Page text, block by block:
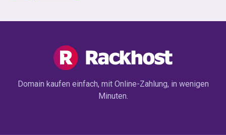
Domain kaufen einfach, mit Online-Zahlung, in wenigen
Minuten.